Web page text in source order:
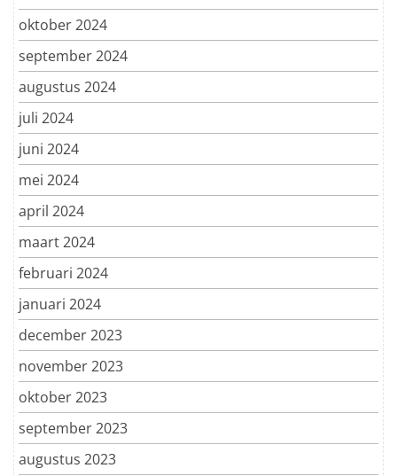
oktober 2024
september 2024
augustus 2024
juli 2024
juni 2024
mei 2024
april 2024
maart 2024
februari 2024
januari 2024
december 2023
november 2023
oktober 2023
september 2023
augustus 2023